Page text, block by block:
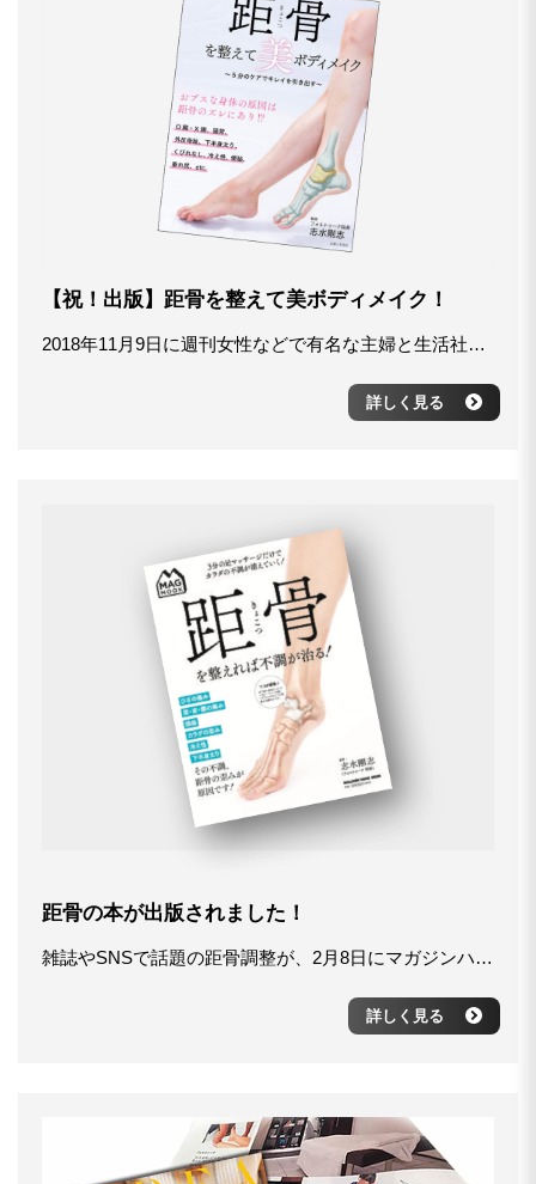
【祝！出版】距骨を整えて美ボディメイク！
2018年11月9日に週刊女性などで有名な主婦と生活社様より「距骨を整えて美ボディメイク」が出版されました！今回は女性の多くが悩んでいる、O脚・X脚・外反母趾・下半身太り・猫背・冷え性・不眠などを解消するセルフケアの方法がお悩み別に多数掲載されています。 全国の書店やコンビニ、アマゾンなどのネットショップでもお求めいただけますので是非、ご覧ください！ ▼Amazonでの購入はこちら https://www.amazon.co.jp/o/ASIN/439164195X/shufutosei00b-22 ▼距骨のセルフケア動画はこちら https://www.youtube.com/watch?v=iM-Kf_B8bOg&sns=em ▼YouTubeの公式チャンネルはこちら https://www.youtube.com/channel/UCjNMlqi1Zl2zjL7duvqAdgg…
詳しく見る
距骨の本が出版されました！
雑誌やSNSで話題の距骨調整が、2月8日にマガジンハウス社よりムック本として出版されます。(社)日本距骨調整協会の志水代表が自ら監修した完全保存版の一冊です。全国の書店やコンビニでも手に入れることができます。 足元の軸となる距骨(きょこつ)を調整することで身体を支える土台力を高め、健康で安定した体を手に入れることができます。本の中では距骨を5種類のタイプに分けた距骨タイプ®︎の判定方法や自宅で簡単にできるセルフケアの方法についても分かりやすく解説しています。 あなたも距骨を調整してブレない体を手に入れてください。 ▼Amazonでの購入はこちら https://www.amazon.co.jp/MAG-MOOK-%E8%B7%9D%E9…/…/4838752652 ▼距骨のセルフケア動画はこちら https://www.youtube.com/watch?v=iM-Kf_B8bOg&sns=em ▼YouTubeの公式チャンネルはこちら https://www.youtube.com/channel/UCjNMlqi1Zl2zjL7duvqAdgg…
詳しく見る